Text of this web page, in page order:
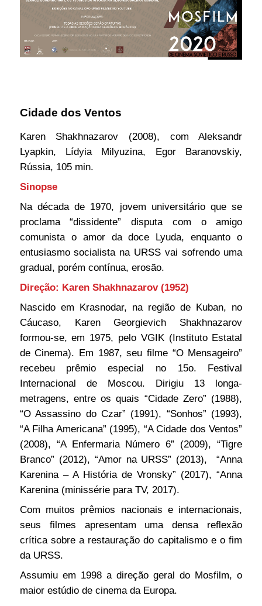
Cidade dos Ventos
Karen Shakhnazarov (2008), com Aleksandr
Lyapkin, Lídyia Milyuzina, Egor Baranovskiy,
Rússia, 105 min.
Sinopse
Na década de 1970, jovem universitário que se
proclama “dissidente” disputa com o amigo
comunista o amor da doce Lyuda, enquanto o
entusiasmo socialista na URSS vai sofrendo uma
gradual, porém contínua, erosão.
Direção: Karen Shakhnazarov (1952)
Nascido em Krasnodar, na região de Kuban, no
Cáucaso, Karen Georgievich Shakhnazarov
formou-se, em 1975, pelo VGIK (Instituto Estatal
de Cinema). Em 1987, seu filme “O Mensageiro”
recebeu prêmio especial no 15o. Festival
Internacional de Moscou. Dirigiu 13 longa-
metragens, entre os quais “Cidade Zero” (1988),
“O Assassino do Czar” (1991), “Sonhos” (1993),
“A Filha Americana” (1995), “A Cidade dos Ventos”
(2008), “A Enfermaria Número 6” (2009), “Tigre
Branco” (2012), “Amor na URSS” (2013), “Anna
Karenina – A História de Vronsky” (2017), “Anna
Karenina (minissérie para TV, 2017).
Com muitos prêmios nacionais e internacionais,
seus filmes apresentam uma densa reflexão
crítica sobre a restauração do capitalismo e o fim
da URSS.
Assumiu em 1998 a direção geral do Mosfilm, o
maior estúdio de cinema da Europa.